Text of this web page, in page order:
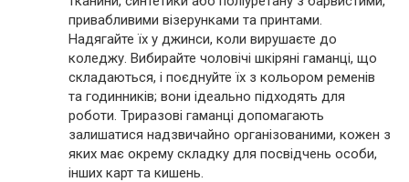
привабливими візерунками та принтами.
Надягайте їх у джинси, коли вирушаєте до
коледжу. Вибирайте чоловічі шкіряні гаманці, що
складаються, і поєднуйте їх з кольором ременів
та годинників; вони ідеально підходять для
роботи. Триразові гаманці допомагають
залишатися надзвичайно організованими, кожен з
яких має окрему складку для посвідчень особи,
інших карт та кишень.